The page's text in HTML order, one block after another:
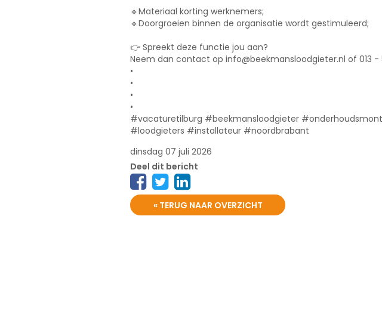
🔹Materiaal korting werknemers;
🔹Doorgroeien binnen de organisatie wordt gestimuleerd;
👉 Spreekt deze functie jou aan?
Neem dan contact op info@beekmansloodgieter.nl of 013 -
•
•
•
•
#vacaturetilburg #beekmansloodgieter
#loodgieters #installateur #noordbrabant
dinsdag 07 juli 2026
Deel dit bericht
« TERUG NAAR OVERZICHT